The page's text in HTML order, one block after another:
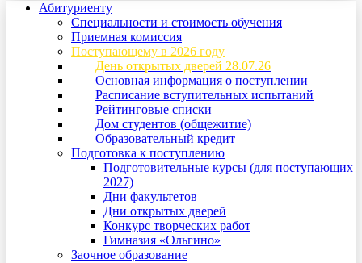
Абитуриенту
Специальности и стоимость обучения
Приемная комиссия
Поступающему в 2026 году
День открытых дверей 28.07.26
Основная информация о поступлении
Расписание вступительных испытаний
Рейтинговые списки
Дом студентов (общежитие)
Образовательный кредит
Подготовка к поступлению
Подготовительные курсы (для поступающих
2027)
Дни факультетов
Дни открытых дверей
Конкурс творческих работ
Гимназия «Ольгино»
Заочное образование